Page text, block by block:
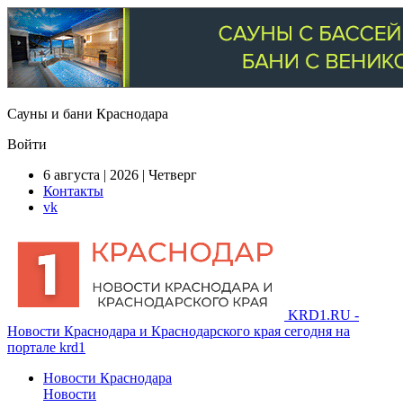
Сауны и бани Краснодара
Войти
6 августа | 2026 | Четверг
Контакты
vk
KRD1.RU -
Новости Краснодара и Краснодарского края сегодня на
портале krd1
Новости Краснодара
Новости